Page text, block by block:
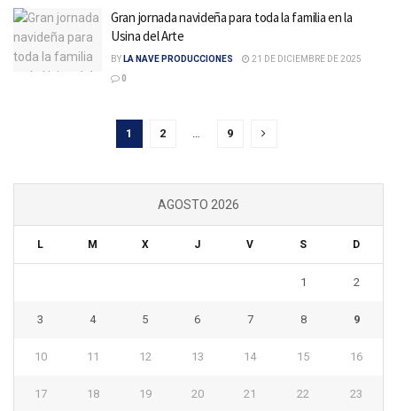
Gran jornada navideña para toda la familia en la
Usina del Arte
BY LA NAVE PRODUCCIONES
21 DE DICIEMBRE DE 2025
0
1 2 … 9
AGOSTO 2026
L M X J V S D
1 2
3 4 5 6 7 8 9
10 11 12 13 14 15 16
17 18 19 20 21 22 23